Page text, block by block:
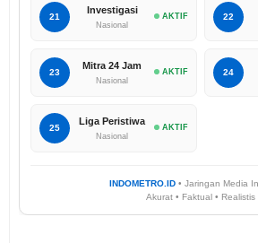
21
Investigasi
Nasional
AKTIF 22
23
Mitra 24 Jam
Nasional
AKTIF 24
25
Liga Peristiwa
Nasional
AKTIF
INDOMETRO.ID • Jaringan Media
Akurat • Faktual • Realistis